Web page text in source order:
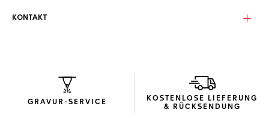
Das Gehäuse aus fein gebürstetem Edelstahl und die
nur ein ästhetisches Schmuckstück. Sie ist ein
Hochleistungsinstrument für alle, die sich auf der
Überholspur befinden.
KONTAKT
GRAVUR-SERVICE
KOSTENLOSE LIEFERUNG
& RÜCKSENDUNG